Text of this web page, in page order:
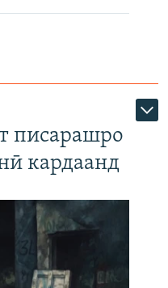
писарашро
кардаанд